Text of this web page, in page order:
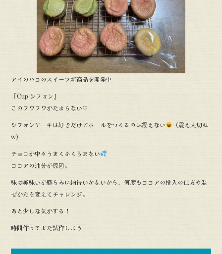
アイのハコのスイーツ新商品を開発中
『Cup シフォン』
このフワフワがたまらない♡
シフォンケーキは好きだけどホールをつくるのは震えない
（震え大切ね
w）
チョコが中々うまくふくらまない
ココアの油分が原因。
味は美味いが膨らみに納得いかないから、何度もココアの投入の仕方や混
ぜかたを変えてチャレンジ。
あと少しな気がする！
時間作ってまた試作しよう